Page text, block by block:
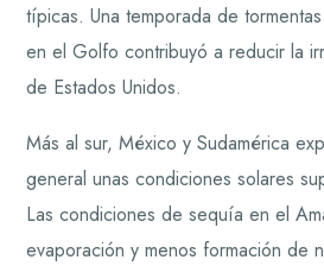
típicas. Una temporada de
en el Golfo contribuyó a reducir la
de Estados Unidos.
Más al sur, México y Sudamérica
general unas condiciones solares
Las condiciones de sequía en el
evaporación y menos formación de